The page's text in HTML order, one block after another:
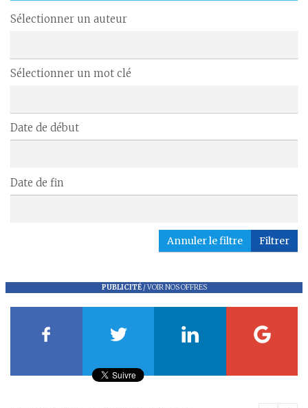
Sélectionner un auteur
Sélectionner un mot clé
Date de début
Date de fin
Filtrer
Annuler le filtre
PUBLICITÉ/VOIR NOS OFFRES